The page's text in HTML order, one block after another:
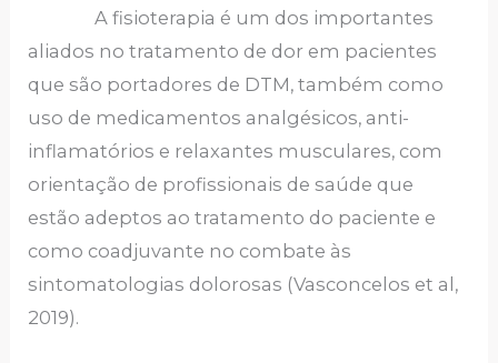
A fisioterapia é um dos importantes
aliados no tratamento de dor em pacientes
que são portadores de DTM, também como
uso de medicamentos analgésicos, anti-
inflamatórios e relaxantes musculares, com
orientação de profissionais de saúde que
estão adeptos ao tratamento do paciente e
como coadjuvante no combate às
sintomatologias dolorosas (Vasconcelos et al,
2019).